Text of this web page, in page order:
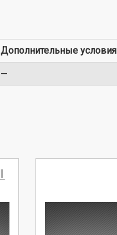
Дополнительные условия
—